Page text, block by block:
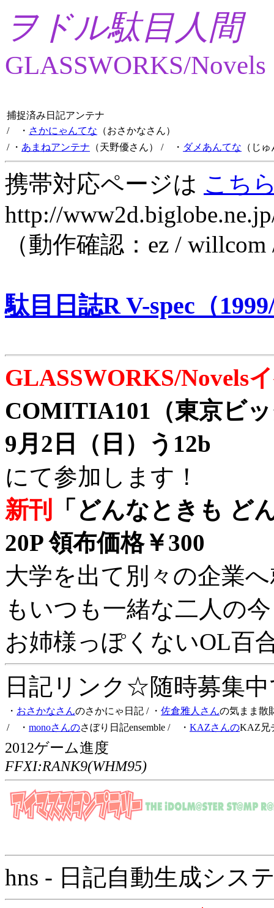
ヲドル駄目人間
GLASSWORKS/Novels
捕捉済み日記アンテナ
/ ・ さかにゃんてな （おさかなさん）
/ ・ あまねアンテナ （天野優さん） / ・ ダメあんてな （じ
携帯対応ページは こち
http://
（動作確認：ez /
駄目日誌R V-spec（
GLASSWORKS/Novels
COMITIA101（東京ビ
9月2日（日）う12b
にて参加します！
新刊
「どんなときも ど
20P 領布価格￥300
大学を出て別々の企業
もいつも一緒な二人の
お姉様っぽくないOL百
日記リンク☆随時募集
・ おさかなさんのさかにゃ日記 / ・ 佐倉雅人さんの気まま散
/ ・ monoさんのさぼり日記ensemble / ・ KAZさんのKAZ兄
2012ゲーム進度
FFXI:RANK9(WHM95)
hns - 日記自動生成シス